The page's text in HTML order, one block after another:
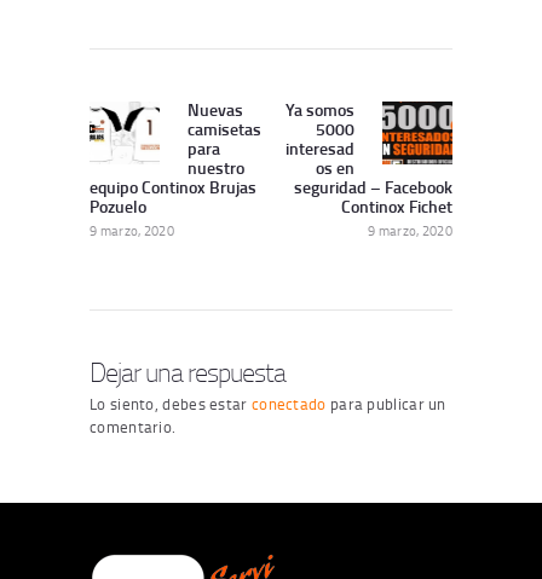
de
entradas
Publicación
Anterior:
Nuevas
camisetas
para
nuestro
equipo Continox Brujas
Pozuelo
9 marzo, 2020
Siguiente
publicación:
Ya somos
5000
interesad
os en
seguridad – Facebook
Continox Fichet
9 marzo, 2020
Dejar una respuesta
Lo siento, debes estar conectado para publicar un
comentario.